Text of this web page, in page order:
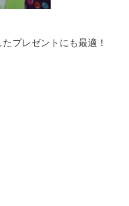
プレゼントにも最適！